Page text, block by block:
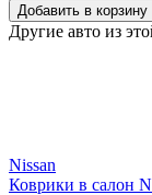
Добавить в корзину
Другие авто из
Nissan
Коврики в салон